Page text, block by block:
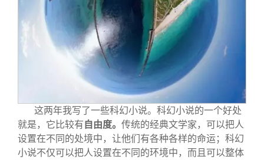
这两年我写了一些科幻小说。科幻小说的一个好处
就是，它比较有自由度。 传统的经典文学家，可以把人
设置在不同的处境中，让他们有各种各样的命运；科幻
小说不仅可以把人设置在不同的环境中，而且可以整体